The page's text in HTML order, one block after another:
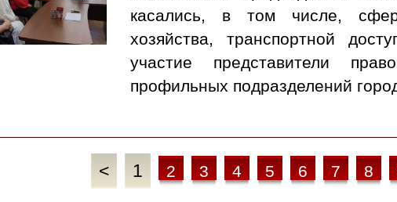
касались, в том числе,
хозяйства, транспортной
участие представители
профильных подразделений
< 1 2 3 4 5 6 7 8